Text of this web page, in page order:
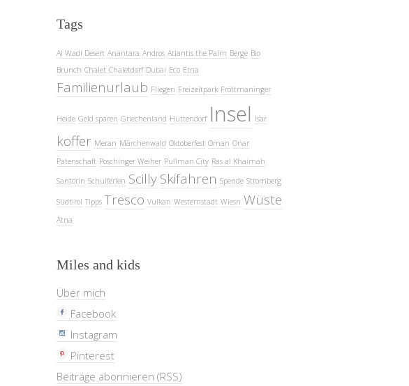
Tags
Al Wadi Desert Anantara Andros Atlantis the Palm Berge Bio
Brunch Chalet Chaletdorf Dubai Eco Etna
Familienurlaub Fliegen Freizeitpark Fröttmaninger
Heide Geld sparen Griechenland Hüttendorf Insel Isar
koffer Meran Märchenwald Oktoberfest Oman Onar
Patenschaft Poschinger Weiher Pullman City Ras al Khaimah
Santorin Schulferien Scilly Skifahren Spende Stromberg
Südtirol Tipps Tresco Vulkan Westernstadt Wiesn Wüste
Ätna
Miles and kids
Über mich
Facebook
Instagram
Pinterest
Beiträge abonnieren (RSS)